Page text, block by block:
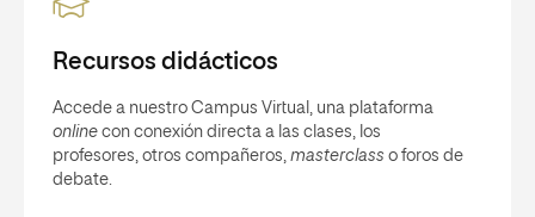
Recursos didácticos
Accede a nuestro Campus Virtual, una plataforma
online con conexión directa a las clases, los
profesores, otros compañeros, masterclass o foros de
debate.